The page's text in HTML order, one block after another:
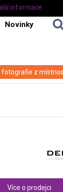
Novinky
z
Více o prodejci
informace